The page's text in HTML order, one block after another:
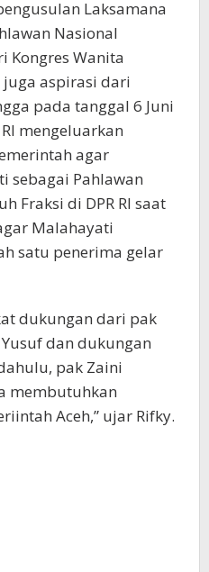
Laksamana
Nasional
Kongres Wanita
juga aspirasi dari
pada tanggal 6 Juni
mengeluarkan
agar
sebagai Pahlawan
Fraksi di DPR RI saat
Malahayati
satu penerima gelar
dukungan dari pak
dan dukungan
pak Zaini
membutuhkan
Aceh,” ujar Rifky.